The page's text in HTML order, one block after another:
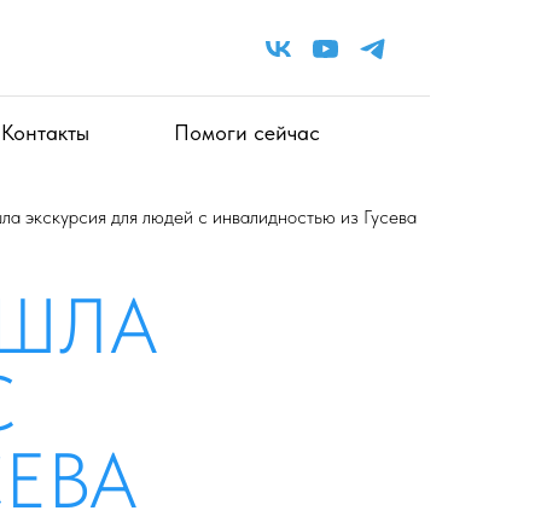
Контакты Помоги сейчас
экскурсия для людей с инвалидностью из Гусева